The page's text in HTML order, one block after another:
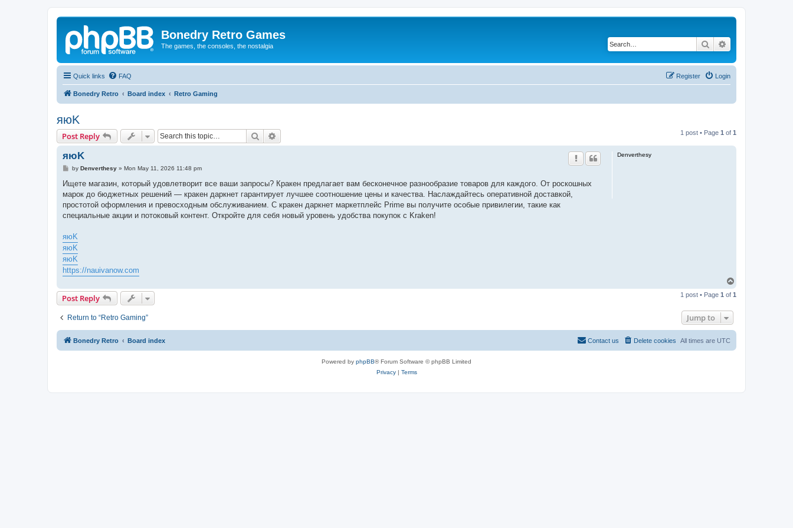
Bonedry Retro Games
The games, the consoles, the nostalgia Search
Quick links FAQ Login
Register
Bonedry Retro Board index Retro Gaming
яюK
Post Reply Search 1 post • Page 1 of 1
Denverthesy
яюK
P
s
by Denverthesy» Mon May 11, 2026 11:48 pm
Ищете магазин, который удовлетворит все ваши запросы? Кракен предлагает вам бесконечное разнообразие товаров для каждого. От роскошных
марок до бюджетных решений — кракен даркнет гарантирует лучшее соотношение цены и качества. Наслаждайтесь оперативной доставкой,
простотой оформления и превосходным обслуживанием. С кракен даркнет маркетплейс Prime вы получите особые привилегии, такие как
специальные акции и потоковый контент. Откройте для себя новый уровень удобства покупок с Kraken!
яюK
яюK
яюK
https://nauivanow.com
p
Post Reply 1 post • Page 1 of 1
Return to “Retro Gaming” Jump to
Bonedry Retro Board index All times are UTC
Delete cookies
Contact us
Powered by phpBB® Forum Software © phpBB Limited
Privacy| Terms